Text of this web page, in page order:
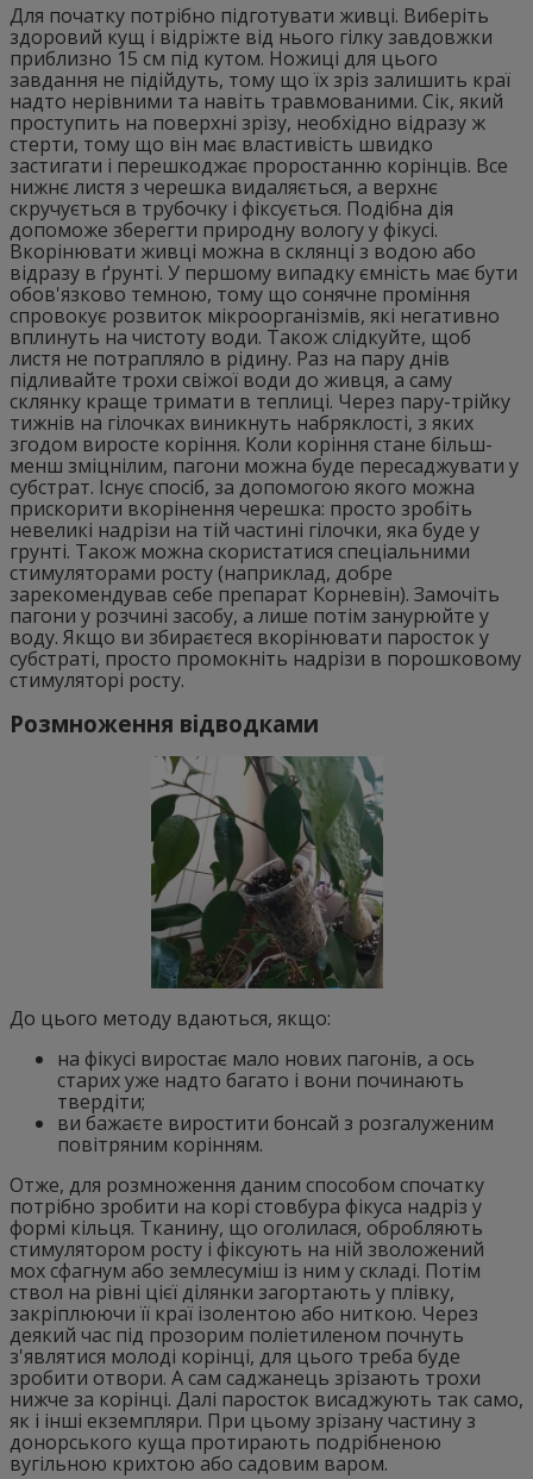
Для початку потрібно підготувати живці. Виберіть
здоровий кущ і відріжте від нього гілку завдовжки
приблизно 15 см під кутом. Ножиці для цього
завдання не підійдуть, тому що їх зріз залишить краї
надто нерівними та навіть травмованими. Сік, який
проступить на поверхні зрізу, необхідно відразу ж
стерти, тому що він має властивість швидко
застигати і перешкоджає проростанню корінців. Все
нижнє листя з черешка видаляється, а верхнє
скручується в трубочку і фіксується. Подібна дія
допоможе зберегти природну вологу у фікусі.
Вкорінювати живці можна в склянці з водою або
відразу в ґрунті. У першому випадку ємність має бути
обов'язково темною, тому що сонячне проміння
спровокує розвиток мікроорганізмів, які негативно
вплинуть на чистоту води. Також слідкуйте, щоб
листя не потрапляло в рідину. Раз на пару днів
підливайте трохи свіжої води до живця, а саму
склянку краще тримати в теплиці. Через пару-трійку
тижнів на гілочках виникнуть набряклості, з яких
згодом виросте коріння. Коли коріння стане більш-
менш зміцнілим, пагони можна буде пересаджувати у
субстрат. Існує спосіб, за допомогою якого можна
прискорити вкорінення черешка: просто зробіть
невеликі надрізи на тій частині гілочки, яка буде у
грунті. Також можна скористатися спеціальними
стимуляторами росту (наприклад, добре
зарекомендував себе препарат Корневін). Замочіть
пагони у розчині засобу, а лише потім занурюйте у
воду. Якщо ви збираєтеся вкорінювати паросток у
субстраті, просто промокніть надрізи в порошковому
стимуляторі росту.
Розмноження відводками
До цього методу вдаються, якщо:
на фікусі виростає мало нових пагонів, а ось
старих уже надто багато і вони починають
твердіти;
ви бажаєте виростити бонсай з розгалуженим
повітряним корінням.
Отже, для розмноження даним способом спочатку
потрібно зробити на корі стовбура фікуса надріз у
формі кільця. Тканину, що оголилася, обробляють
стимулятором росту і фіксують на ній зволожений
мох сфагнум або землесуміш із ним у складі. Потім
ствол на рівні цієї ділянки загортають у плівку,
закріплюючи її краї ізолентою або ниткою. Через
деякий час під прозорим поліетиленом почнуть
з'являтися молоді корінці, для цього треба буде
зробити отвори. А сам саджанець зрізають трохи
нижче за корінці. Далі паросток висаджують так само,
як і інші екземпляри. При цьому зрізану частину з
донорського куща протирають подрібненою
вугільною крихтою або садовим варом.